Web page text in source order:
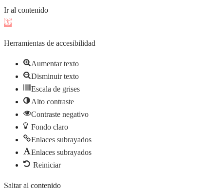
Ir al contenido
Abrir
de
herramientas
Herramientas de accesibilidad
Aumentar texto
Disminuir texto
Escala de grises
Alto contraste
Contraste negativo
Fondo claro
Enlaces subrayados
Enlaces subrayados
Reiniciar
Saltar al contenido